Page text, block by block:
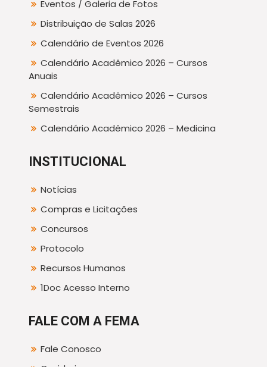
Eventos / Galeria de Fotos
Distribuição de Salas 2026
Calendário de Eventos 2026
Calendário Acadêmico 2026 – Cursos
Anuais
Calendário Acadêmico 2026 – Cursos
Semestrais
Calendário Acadêmico 2026 – Medicina
INSTITUCIONAL
Notícias
Compras e Licitações
Concursos
Protocolo
Recursos Humanos
1Doc Acesso Interno
FALE COM A FEMA
Fale Conosco